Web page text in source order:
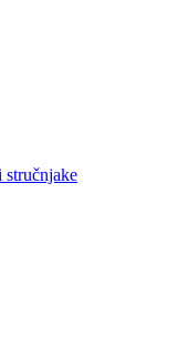
stručnjake